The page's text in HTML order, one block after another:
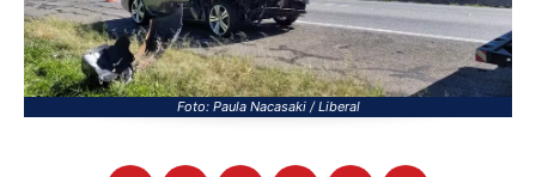
Foto: Paula Nacasaki / Liberal